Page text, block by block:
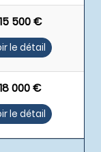
500 €
le détail
000 €
le détail